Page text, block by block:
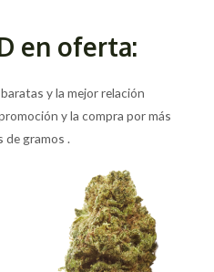
en oferta:
y la mejor relación
y la compra por más
de gramos .